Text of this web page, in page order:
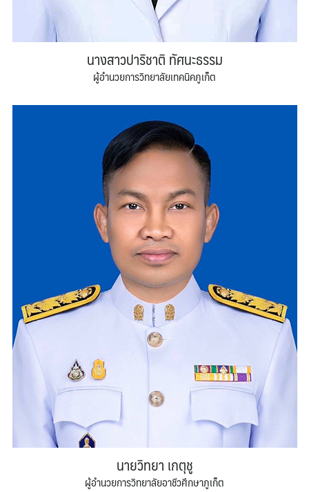
นางสาวปาริชาติ ทัศนะธรรม
ผู้อำนวยการวิทยาลัยเทคนิคภูเก็ต
นายวิทยา เกตุชู
ผู้อำนวยการวิทยาลัยอาชีวศึกษาภูเก็ต